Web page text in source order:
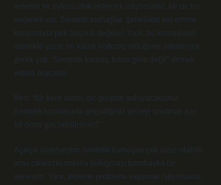
terleme ve uykusuzluk eklemek istiyorsanız, bir de bu
seçenek var. Sentetik kumaşlar, genellikle teri emme
konusunda pek başarılı değiller. Yani, bu kumaşların
özellikle yazın ne kadar korkunç olduğunu anlatmaya
gerek yok. “Sentetik kumaş, bana göre değil” demek
yeterli olacaktır.
Ben: “Bir kere aldım, bir gecede anlayacaksınız.
Sentetik kumaşlarla geçirdiğiniz geceyi unutmak için
bir ömür geçirebilirsiniz!”
Açıkça söyleyeyim, sentetik kumaşlar çok ucuz olabilir,
ama cildinizin onlarla buluşması bambaşka bir
deneyim. Yani, terleme problemi yaşamak istiyorsanız,